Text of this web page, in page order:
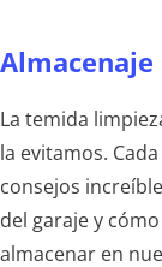
Almacenaje
La temida
la evitamos.
consejos
del garaje y
almacenar en